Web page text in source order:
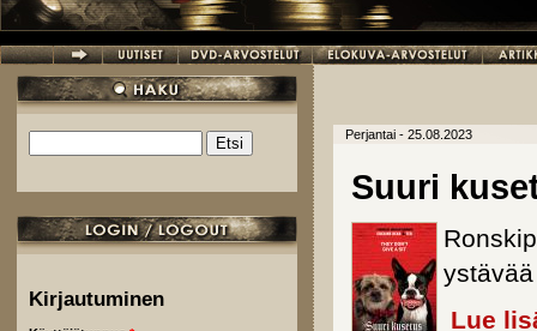
Hakulomake
Kirjautuminen
Perjantai - 25.08.2023
Suuri
Lue